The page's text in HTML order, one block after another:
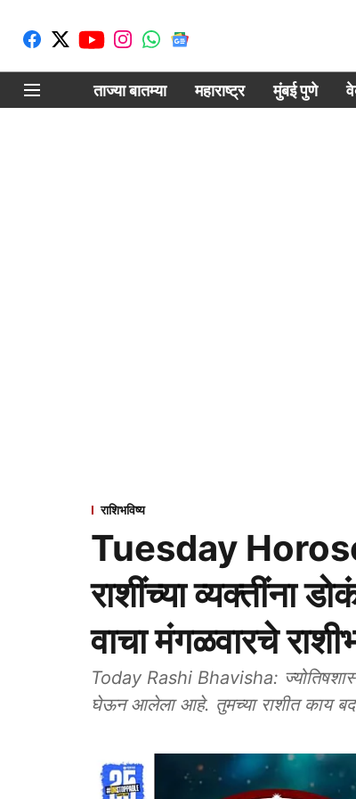
ताज्या बातम्या महाराष्ट्र मुंबई पुणे
राशिभविष्य
Tuesday
राशींच्या व्यक्तींना
वाचा मंगळवारचे
Today Rashi Bhavisha:
घेऊन आलेला आहे. तुमच्या राशीत काय बदल